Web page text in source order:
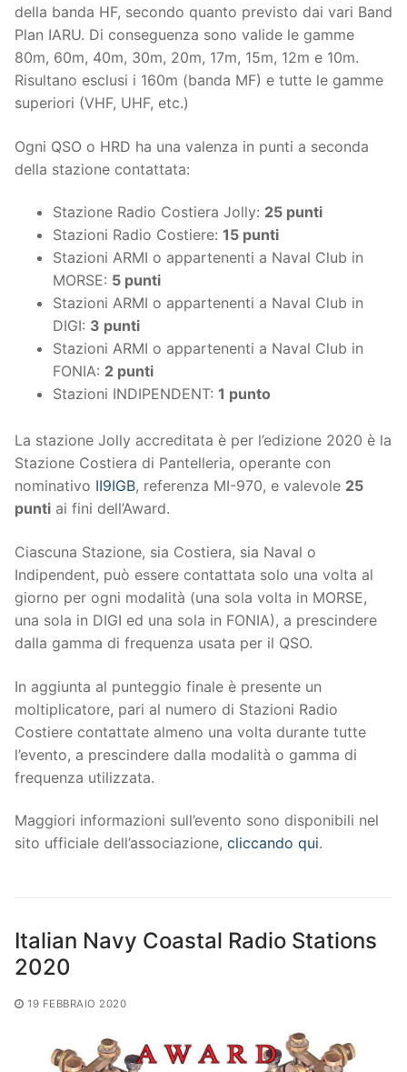
della banda HF, secondo quanto previsto dai vari Band
Plan IARU. Di conseguenza sono valide le gamme
80m, 60m, 40m, 30m, 20m, 17m, 15m, 12m e 10m.
Risultano esclusi i 160m (banda MF) e tutte le gamme
superiori (VHF, UHF, etc.)
Ogni QSO o HRD ha una valenza in punti a seconda
della stazione contattata:
Stazione Radio Costiera Jolly: 25 punti
Stazioni Radio Costiere: 15 punti
Stazioni ARMI o appartenenti a Naval Club in
MORSE: 5 punti
Stazioni ARMI o appartenenti a Naval Club in
DIGI: 3 punti
Stazioni ARMI o appartenenti a Naval Club in
FONIA: 2 punti
Stazioni INDIPENDENT: 1 punto
La stazione Jolly accreditata è per l’edizione 2020 è la
Stazione Costiera di Pantelleria, operante con
nominativo II9IGB, referenza MI-970, e valevole 25
punti ai fini dell’Award.
Ciascuna Stazione, sia Costiera, sia Naval o
Indipendent, può essere contattata solo una volta al
giorno per ogni modalità (una sola volta in MORSE,
una sola in DIGI ed una sola in FONIA), a prescindere
dalla gamma di frequenza usata per il QSO.
In aggiunta al punteggio finale è presente un
moltiplicatore, pari al numero di Stazioni Radio
Costiere contattate almeno una volta durante tutte
l’evento, a prescindere dalla modalità o gamma di
frequenza utilizzata.
Maggiori informazioni sull’evento sono disponibili nel
sito ufficiale dell’associazione, cliccando qui.
Italian Navy Coastal Radio Stations
2020
19 FEBBRAIO 2020